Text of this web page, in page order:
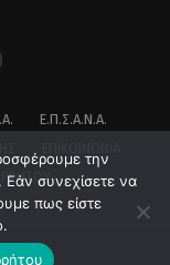
Ε.Π.Σ.Α.Ν.Α.
την
Εάν συνεχίσετε να
πως είστε